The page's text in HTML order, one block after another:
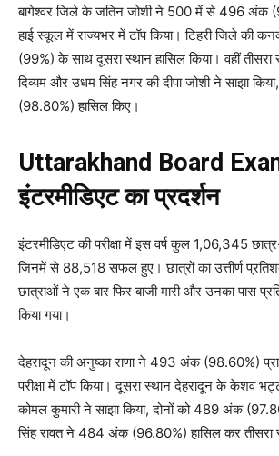
बागेश्वर जिले के जतिन जोशी ने 500 में से 496 अंक
हाई स्कूल में राज्यभर में टॉप किया। टिहरी जिले की
(99%) के साथ दूसरा स्थान हासिल किया। वहीं तीसरा
दिव्यम और उधम सिंह नगर की दीपा जोशी ने साझा
(98.80%) हासिल किए।
Uttarakhand Board
इंटरमीडिएट का प्रदर्शन
इंटरमीडिएट की परीक्षा में इस वर्ष कुल 1,06,345
जिनमें से 88,518 सफल हुए। छात्रों का उत्तीर्ण
छात्राओं ने एक बार फिर बाजी मारी और उनका पास
किया गया।
देहरादून की अनुष्का राणा ने 493 अंक (98.60%)
परीक्षा में टॉप किया। दूसरा स्थान देहरादून के केशव
कोमल कुमारी ने साझा किया, दोनों को 489 अंक
सिंह रावत ने 484 अंक (96.80%) हासिल कर तीसरा